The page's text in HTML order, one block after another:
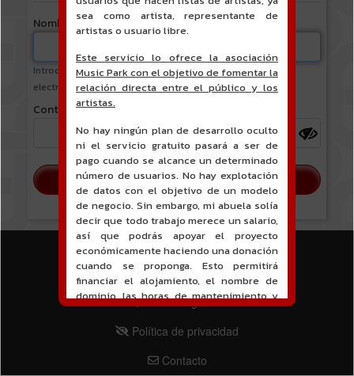
Nombre de usuario o correo electrónico
Introduzca su nombre de usuario o dirección de correo
electrónico.
Contraseña
MENU PIED DE PAGE
Términos de servicio
PIED DE PAGE 2
Notas legales
Política de privacidad
Contacto
sea como artista, representante de
artistas o usuario libre.
Este servicio lo ofrece la asociación
Music Park con el objetivo de fomentar la
relación directa entre el público y los
artistas.
No hay ningún plan de desarrollo oculto
ni el servicio gratuito pasará a ser de
pago cuando se alcance un determinado
número de usuarios. No hay explotación
de datos con el objetivo de un modelo
de negocio. Sin embargo, mi abuela solía
decir que todo trabajo merece un salario,
así que podrás apoyar el proyecto
económicamente haciendo una donación
cuando se proponga. Esto permitirá
financiar el alojamiento, el nombre de
dominio, las horas de mantenimiento y
desarrollo del sitio, y quizás una
campaña de comunicación. Ni que decir
tiene que toda la contabilidad será
totalmente pública y visible